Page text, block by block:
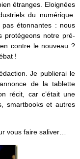
étranges. Eloignées
du numérique.
étonnantes : nous
protégeons notre pré-
contre le nouveau ?
!
Je publierai le
de la tablette
récit, car c’était une
smartbooks et autres
vous faire saliver…